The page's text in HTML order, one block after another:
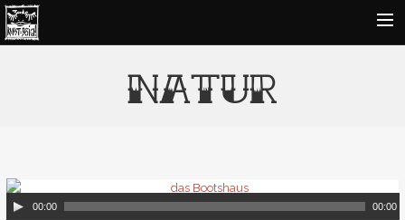
KUNST UND MALEREINATUR
00:00 00:00